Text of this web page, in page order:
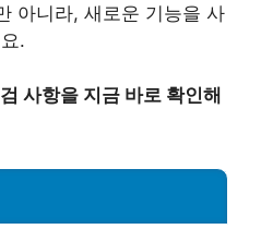
아니라, 새로운 기능을 사
.
사항을 지금 바로 확인해